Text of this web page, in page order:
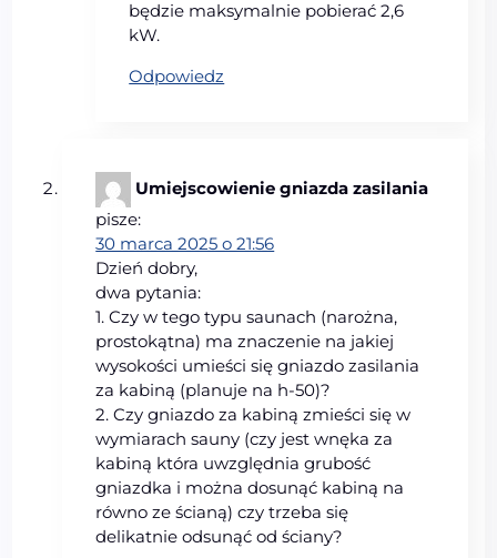
będzie maksymalnie pobierać 2,6
kW.
Odpowiedz
Umiejscowienie gniazda zasilania
pisze:
30 marca 2025 o 21:56
Dzień dobry,
dwa pytania:
1. Czy w tego typu saunach (narożna,
prostokątna) ma znaczenie na jakiej
wysokości umieści się gniazdo zasilania
za kabiną (planuje na h-50)?
2. Czy gniazdo za kabiną zmieści się w
wymiarach sauny (czy jest wnęka za
kabiną która uwzględnia grubość
gniazdka i można dosunąć kabiną na
równo ze ścianą) czy trzeba się
delikatnie odsunąć od ściany?